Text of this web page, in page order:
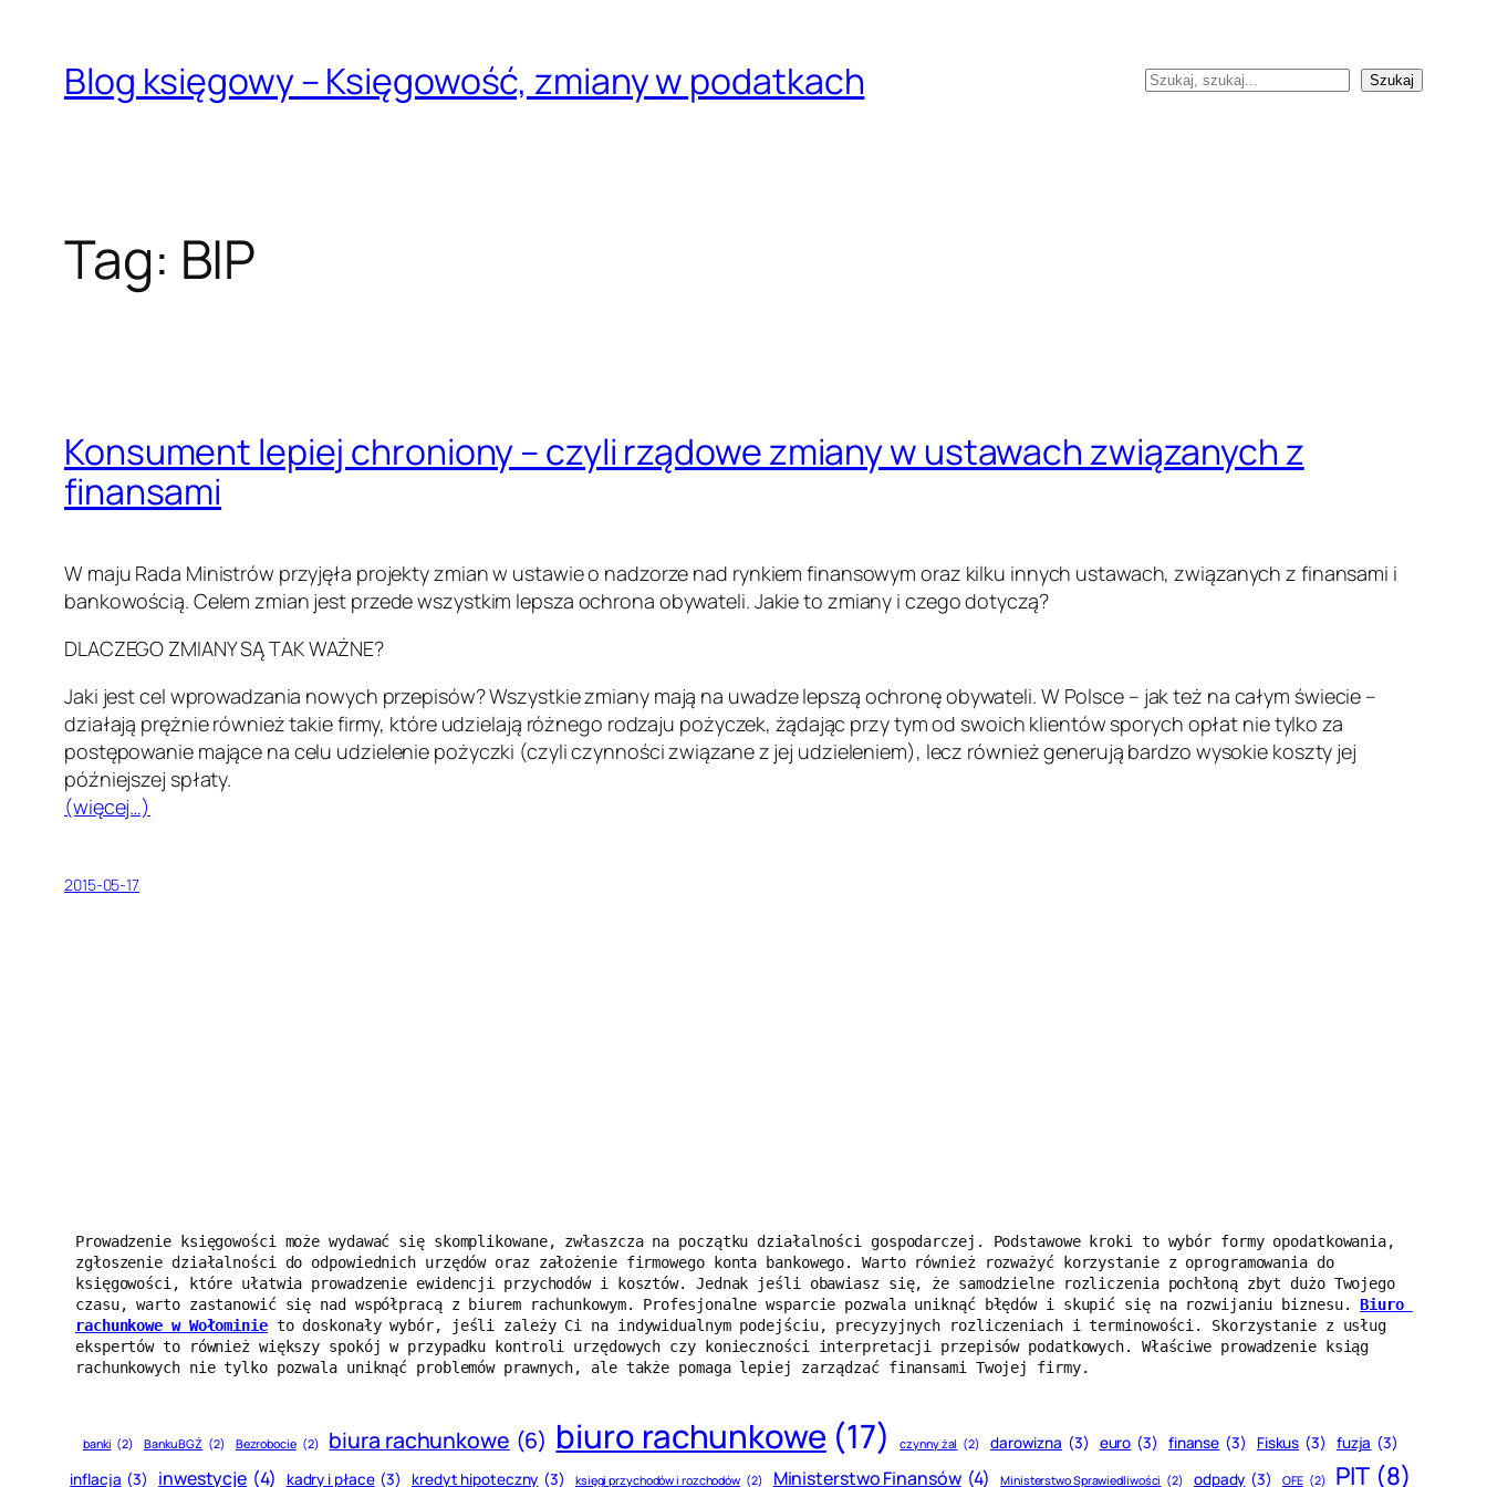
treściBlog księgowy – Księgowość, zmiany w podatkach Szukaj Szukaj
Tag: BIP
Konsument lepiej chroniony – czyli rządowe zmiany w ustawach związanych z
finansami
W maju Rada Ministrów przyjęła projekty zmian w ustawie o nadzorze nad rynkiem finansowym oraz kilku innych ustawach, związanych z finansami i
bankowością. Celem zmian jest przede wszystkim lepsza ochrona obywateli. Jakie to zmiany i czego dotyczą?
DLACZEGO ZMIANY SĄ TAK WAŻNE?
Jaki jest cel wprowadzania nowych przepisów? Wszystkie zmiany mają na uwadze lepszą ochronę obywateli. W Polsce – jak też na całym świecie –
działają prężnie również takie firmy, które udzielają różnego rodzaju pożyczek, żądając przy tym od swoich klientów sporych opłat nie tylko za
postępowanie mające na celu udzielenie pożyczki (czyli czynności związane z jej udzieleniem), lecz również generują bardzo wysokie koszty jej
późniejszej spłaty.
(więcej…)
2015-05-17
Prowadzenie księgowości może wydawać się skomplikowane, zwłaszcza na początku działalności gospodarczej. Podstawowe kroki to wybór formy opodatkowania,
zgłoszenie działalności do odpowiednich urzędów oraz założenie firmowego konta bankowego. Warto również rozważyć korzystanie z oprogramowania do
księgowości, które ułatwia prowadzenie ewidencji przychodów i kosztów. Jednak jeśli obawiasz się, że samodzielne rozliczenia pochłoną zbyt dużo Twojego
czasu, warto zastanowić się nad współpracą z biurem rachunkowym. Profesjonalne wsparcie pozwala uniknąć błędów i skupić się na rozwijaniu biznesu. Biuro
rachunkowe w Wołominie to doskonały wybór, jeśli zależy Ci na indywidualnym podejściu, precyzyjnych rozliczeniach i terminowości. Skorzystanie z usług
ekspertów to również większy spokój w przypadku kontroli urzędowych czy konieczności interpretacji przepisów podatkowych. Właściwe prowadzenie ksiąg
rachunkowych nie tylko pozwala uniknąć problemów prawnych, ale także pomaga lepiej zarządzać finansami Twojej firmy.
banki (2) Banku BGŻ (2) Bezrobocie (2) biura rachunkowe (6) biuro rachunkowe (17) czynny żal (2) darowizna (3) euro (3) finanse (3) Fiskus (3) fuzja (3)
inflacja (3) inwestycje (4) kadry i płace (3) kredyt hipoteczny (3) księgi przychodów i rozchodów (2) Ministerstwo Finansów (4) Ministerstwo Sprawiedliwości (2) odpady (3) OFE (2) PIT (8)